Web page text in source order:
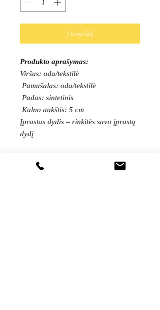
Į krepšelį
Produkto aprašymas:
Viršus: oda/tekstilė
Pamušalas: oda/tekstilė
Padas: sintetinis
Kulno aukštis: 5 cm
Įprastas dydis – rinkitės savo įprastą
dydį